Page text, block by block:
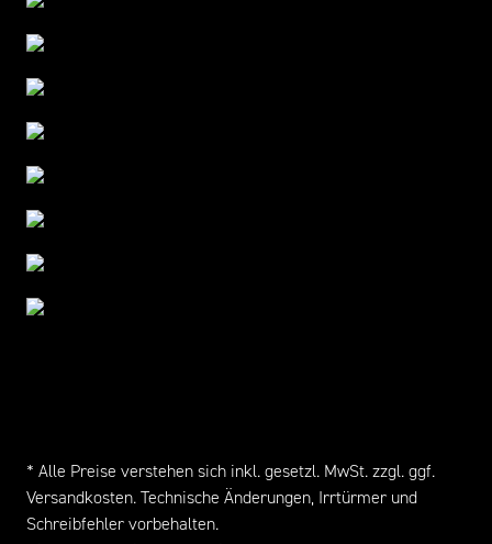
* Alle Preise verstehen sich inkl. gesetzl. MwSt. zzgl. ggf.
Versandkosten. Technische Änderungen, Irrtürmer und
Schreibfehler vorbehalten.